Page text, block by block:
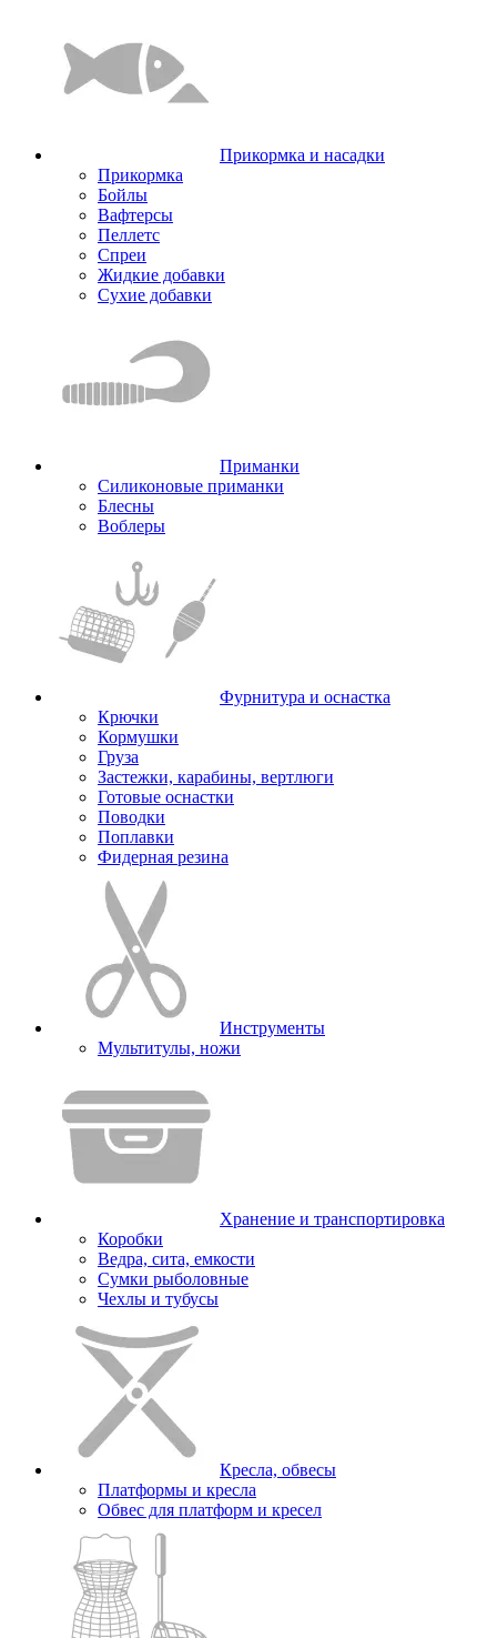
Прикормка и насадки
Прикормка
Бойлы
Вафтерсы
Пеллетс
Спреи
Жидкие добавки
Сухие добавки
Приманки
Силиконовые приманки
Блесны
Воблеры
Фурнитура и оснастка
Крючки
Кормушки
Груза
Застежки, карабины, вертлюги
Готовые оснастки
Поводки
Поплавки
Фидерная резина
Инструменты
Мультитулы, ножи
Хранение и транспортировка
Коробки
Ведра, сита, емкости
Сумки рыболовные
Чехлы и тубусы
Кресла, обвесы
Платформы и кресла
Обвес для платформ и кресел